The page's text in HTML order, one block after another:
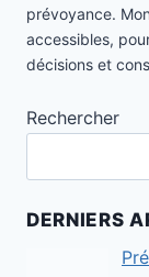
prévoyance.
accessibles,
décisions et
Rechercher
DERNIERS